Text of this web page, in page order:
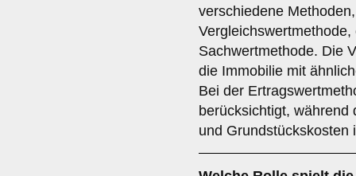
verschiedene
Sachwertmethode. Die
die Immobilie mit
Bei der
berücksichtigt, während
und Grundstückskosten